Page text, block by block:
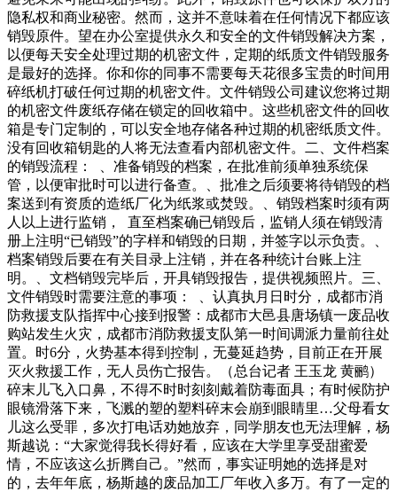
隐私权和商业秘密。然而，这并不意味着在任何情况下都应该
销毁原件。望在办公室提供永久和安全的文件销毁解决方案，
以便每天安全处理过期的机密文件，定期的纸质文件销毁服务
是最好的选择。你和你的同事不需要每天花很多宝贵的时间用
碎纸机打破任何过期的机密文件。文件销毁公司建议您将过期
的机密文件废纸存储在锁定的回收箱中。这些机密文件的回收
箱是专门定制的，可以安全地存储各种过期的机密纸质文件。
没有回收箱钥匙的人将无法查看内部机密文件。二、文件档案
的销毁流程： 、准备销毁的档案，在批准前须单独系统保
管，以便审批时可以进行备查。、批准之后须要将待销毁的档
案送到有资质的造纸厂化为纸浆或焚毁。、销毁档案时须有两
人以上进行监销， 直至档案确已销毁后，监销人须在销毁清
册上注明“已销毁”的字样和销毁的日期，并签字以示负责。、
档案销毁后要在有关目录上注销，并在各种统计台账上注
明。、文档销毁完毕后，开具销毁报告，提供视频照片。三、
文件销毁时需要注意的事项： 、认真执月日时分，成都市消
防救援支队指挥中心接到报警：成都市大邑县唐场镇一废品收
购站发生火灾，成都市消防救援支队第一时间调派力量前往处
置。时6分，火势基本得到控制，无蔓延趋势，目前正在开展
灭火救援工作，无人员伤亡报告。（总台记者 王玉龙 黄鹂）
碎末儿飞入口鼻，不得不时时刻刻戴着防毒面具；有时候防护
眼镜滑落下来，飞溅的塑的塑料碎末会崩到眼睛里…父母看女
儿这么受罪，多次打电话劝她放弃，同学朋友也无法理解，杨
斯越说：“大家觉得我长得好看，应该在大学里享受甜蜜爱
情，不应该这么折腾自己。”然而，事实证明她的选择是对
的，去年年底，杨斯越的废品加工厂年收入多万。有了一定的